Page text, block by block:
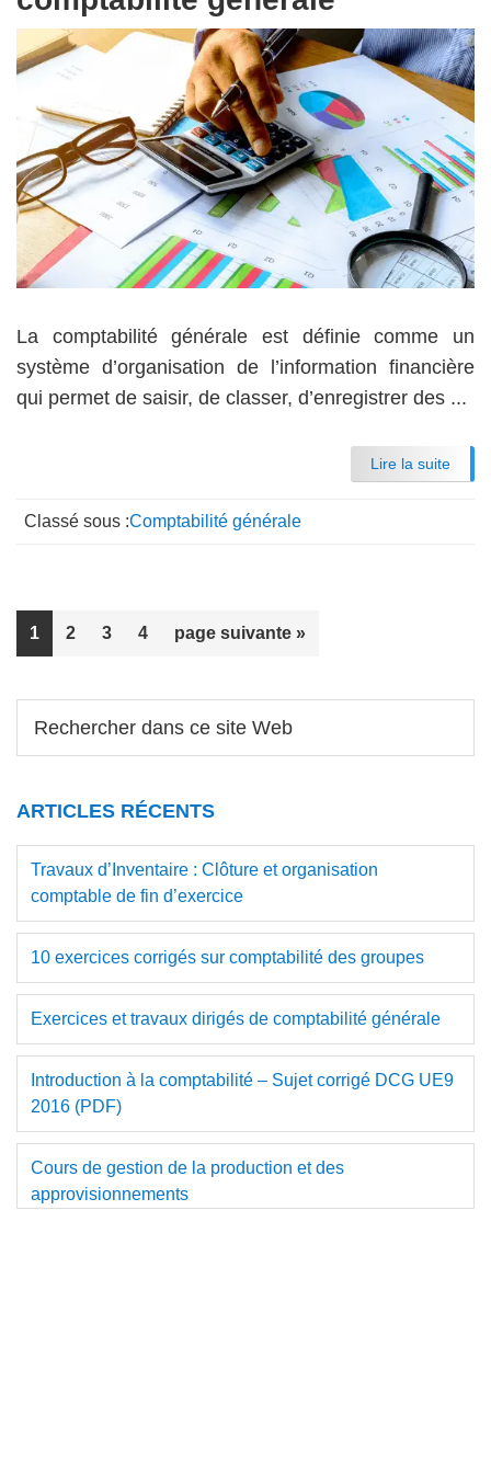
La comptabilité générale est définie comme un
système d’organisation de l’information financière
qui permet de saisir, de classer, d’enregistrer des ...
Lire la suite
Classé sous :Comptabilité générale
Page
1 Page
2 Page
3 Page
4
Aller
page suivante »
Barre
latérale
dans
Web
ARTICLES RÉCENTS
Travaux d’Inventaire : Clôture et organisation
comptable de fin d’exercice
10 exercices corrigés sur comptabilité des groupes
Exercices et travaux dirigés de comptabilité générale
Introduction à la comptabilité – Sujet corrigé DCG UE9
2016 (PDF)
Cours de gestion de la production et des
approvisionnements